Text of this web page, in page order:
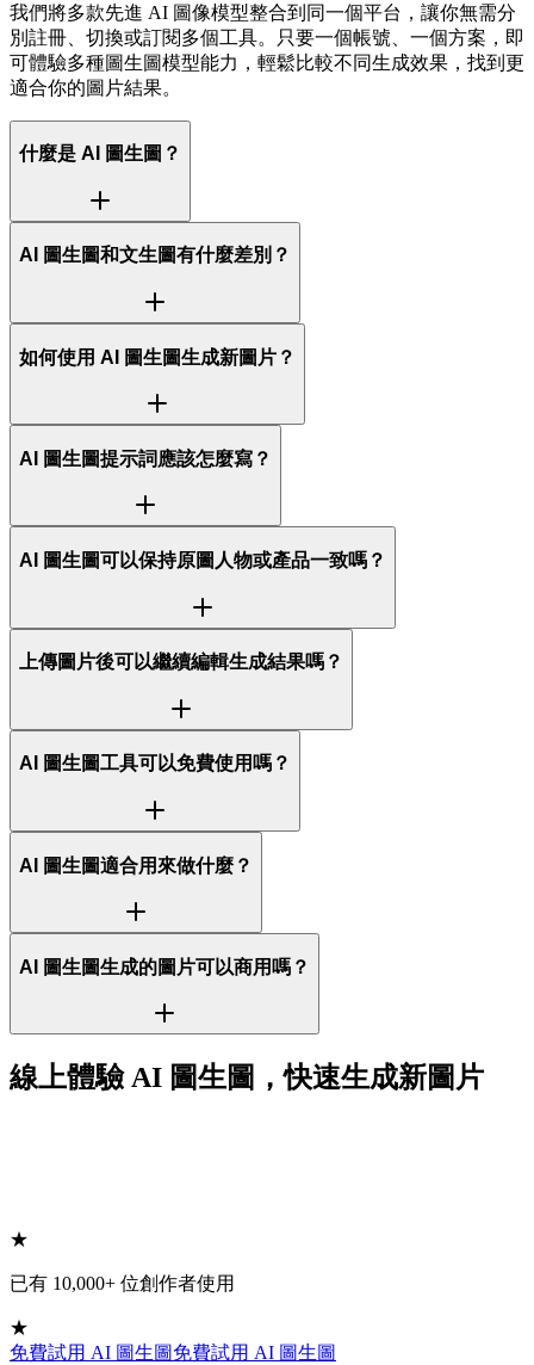
我們將多款先進 AI 圖像模型整合到同一個平台，讓你無需分
別註冊、切換或訂閱多個工具。只要一個帳號、一個方案，即
可體驗多種圖生圖模型能力，輕鬆比較不同生成效果，找到更
適合你的圖片結果。
什麼是 AI 圖生圖？
AI 圖生圖和文生圖有什麼差別？
如何使用 AI 圖生圖生成新圖片？
AI 圖生圖提示詞應該怎麼寫？
AI 圖生圖可以保持原圖人物或產品一致嗎？
上傳圖片後可以繼續編輯生成結果嗎？
AI 圖生圖工具可以免費使用嗎？
AI 圖生圖適合用來做什麼？
AI 圖生圖生成的圖片可以商用嗎？
線上體驗 AI 圖生圖，快速生成新圖片
★
已有 10,000+ 位創作者使用
★
免費試用 AI 圖生圖 免費試用 AI 圖生圖